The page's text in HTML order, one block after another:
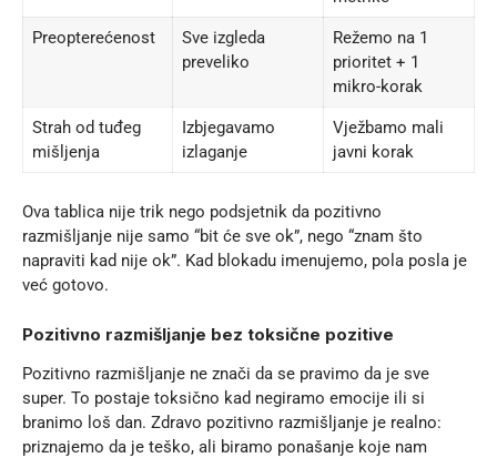
Preopterećenost
Sve izgleda
preveliko
Režemo na 1
prioritet + 1
mikro-korak
Strah od tuđeg
mišljenja
Izbjegavamo
izlaganje
Vježbamo mali
javni korak
Ova tablica nije trik nego podsjetnik da pozitivno
razmišljanje nije samo “bit će sve ok”, nego “znam što
napraviti kad nije ok”. Kad blokadu imenujemo, pola posla je
već gotovo.
Pozitivno razmišljanje bez toksične pozitive
Pozitivno razmišljanje ne znači da se pravimo da je sve
super. To postaje toksično kad negiramo emocije ili si
branimo loš dan. Zdravo pozitivno razmišljanje je realno:
priznajemo da je teško, ali biramo ponašanje koje nam